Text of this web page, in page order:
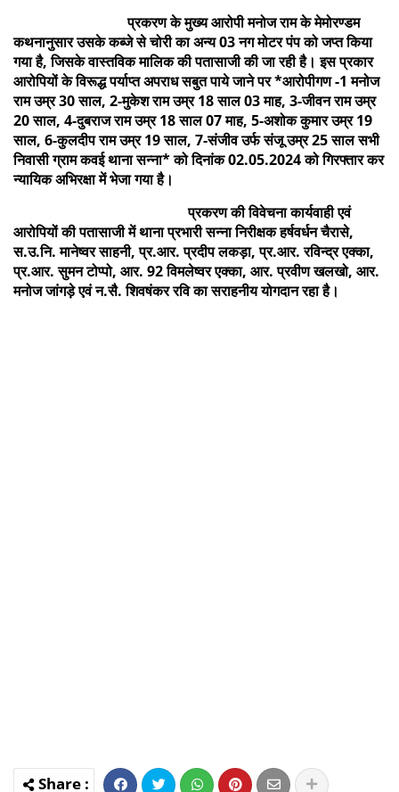
प्रकरण के मुख्य आरोपी मनोज राम के मेमोरण्डम
कथनानुसार उसके कब्जे से चोरी का अन्य 03 नग मोटर पंप को जप्त किया
गया है, जिसके वास्तविक मालिक की पतासाजी की जा रही है। इस प्रकार
आरोपियों के विरूद्ध पर्याप्त अपराध सबुत पाये जाने पर *आरोपीगण -1 मनोज
राम उम्र 30 साल, 2-मुकेश राम उम्र 18 साल 03 माह, 3-जीवन राम उम्र
20 साल, 4-दुबराज राम उम्र 18 साल 07 माह, 5-अशोक कुमार उम्र 19
साल, 6-कुलदीप राम उम्र 19 साल, 7-संजीव उर्फ संजू उम्र 25 साल सभी
निवासी ग्राम कवई थाना सन्ना* को दिनांक 02.05.2024 को गिरफ्तार कर
न्यायिक अभिरक्षा में भेजा गया है।
प्रकरण की विवेचना कार्यवाही एवं
आरोपियों की पतासाजी में थाना प्रभारी सन्ना निरीक्षक हर्षवर्धन चैरासे,
स.उ.नि. मानेष्वर साहनी, प्र.आर. प्रदीप लकड़ा, प्र.आर. रविन्द्र एक्का,
प्र.आर. सुमन टोप्पो, आर. 92 विमलेष्वर एक्का, आर. प्रवीण खलखो, आर.
मनोज जांगड़े एवं न.सै. शिवषंकर रवि का सराहनीय योगदान रहा है।